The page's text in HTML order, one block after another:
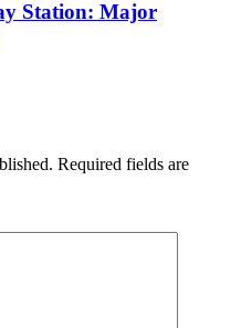
Station: Major
Required fields are